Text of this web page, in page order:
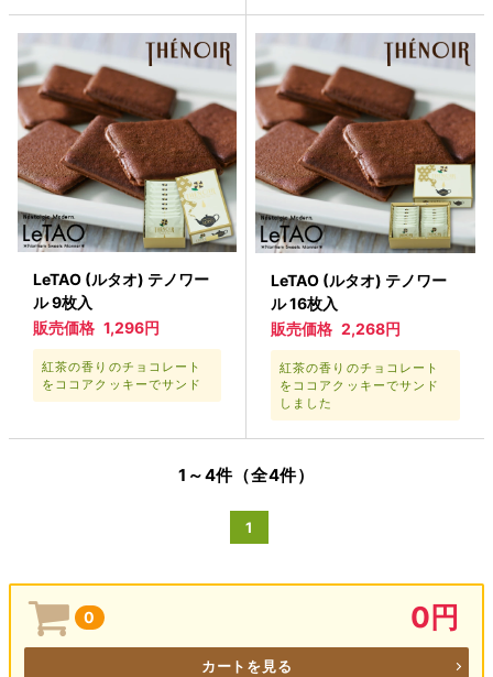
LeTAO (ルタオ) テノワー
ル 9枚入
販売価格 1,296円
紅茶の香りのチョコレート
をココアクッキーでサンド
LeTAO (ルタオ) テノワー
ル 16枚入
販売価格 2,268円
紅茶の香りのチョコレート
をココアクッキーでサンド
しました
1～4件（全4件）
1
0 0円
カートを見る